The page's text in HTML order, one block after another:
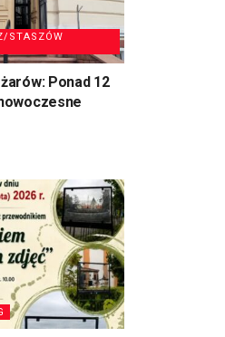
STASZÓW
Ponad 12